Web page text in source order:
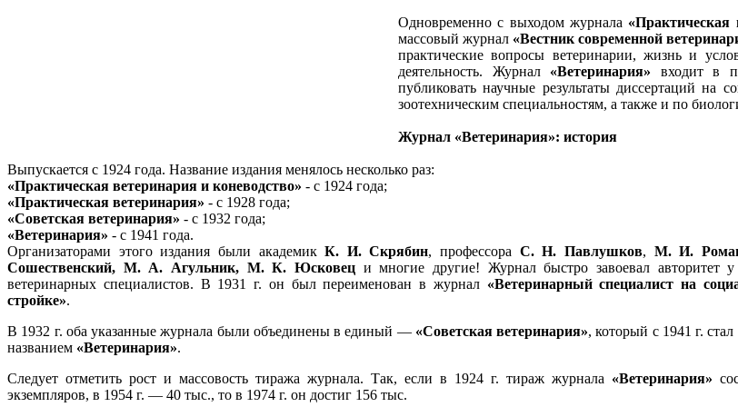
Одновременно с выходом журнала «Практическая
массовый журнал «Вестник современной
практические вопросы ветеринарии, жизнь и
деятельность. Журнал «Ветеринария» входит в
публиковать научные результаты диссертаций на
зоотехническим специальностям, а также и по
Журнал «Ветеринария»: история
Выпускается с 1924 года. Название издания менялось несколько раз:
«Практическая ветеринария и коневодство» - с 1924 года;
«Практическая ветеринария» - с 1928 года;
«Советская ветеринария» - с 1932 года;
«Ветеринария» - с 1941 года.
Организаторами этого издания были академикК. И. Скрябин, профессора С. Н. Павлушков, М. И.
Сошественский, М. А. Агульник, М. К. Юсковец и многие другие! Журнал быстро завоевал авторитет у
ветеринарных специалистов. В 1931 г. он был переименован в журнал «Ветеринарный специалист на
стройке».
В 1932 г. оба указанные журнала были объединены в единый — «Советская ветеринария», который с 1941 г.
названием «Ветеринария».
Следует отметить рост и массовость тиража журнала. Так, если в 1924 г. тираж журнала «Ветеринария»
экземпляров, в 1954 г. — 40 тыс., то в 1974 г. он достиг 156 тыс.